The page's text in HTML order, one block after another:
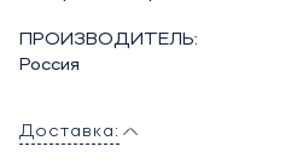
ПРОИЗВОДИТЕЛЬ:
Россия
Доставка: